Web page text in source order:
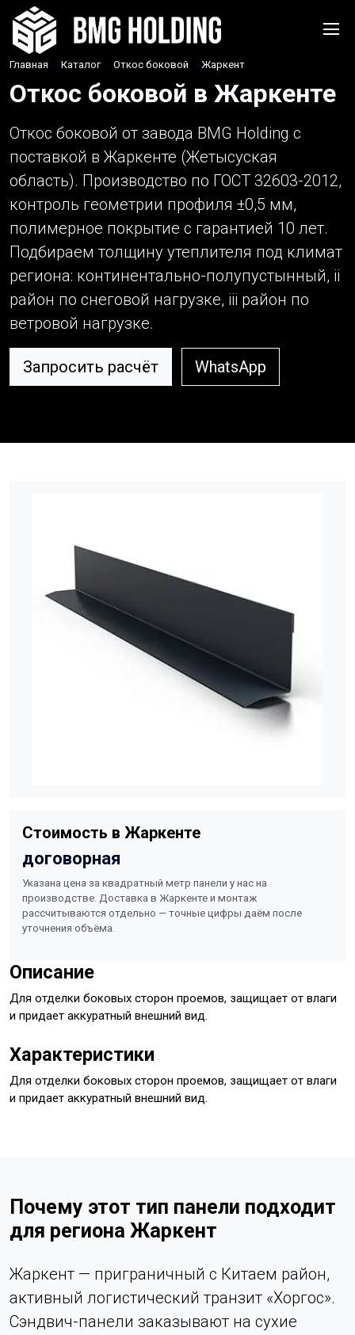
Главная › Каталог › Откос боковой › Жаркент
Откос боковой в Жаркенте
Откос боковой от завода BMG Holding с
поставкой в Жаркенте (Жетысуская
область). Производство по ГОСТ 32603-2012,
контроль геометрии профиля ±0,5 мм,
полимерное покрытие с гарантией 10 лет.
Подбираем толщину утеплителя под климат
региона: континентально-полупустынный, ii
район по снеговой нагрузке, iii район по
ветровой нагрузке.
Запросить расчёт WhatsApp
Стоимость в Жаркенте
договорная
Указана цена за квадратный метр панели у нас на
производстве. Доставка в Жаркенте и монтаж
рассчитываются отдельно — точные цифры даём после
уточнения объёма.
Описание
Для отделки боковых сторон проемов, защищает от влаги
и придает аккуратный внешний вид.
Характеристики
Для отделки боковых сторон проемов, защищает от влаги
и придает аккуратный внешний вид.
Почему этот тип панели подходит
для региона Жаркент
Жаркент — приграничный с Китаем район,
активный логистический транзит «Хоргос».
Сэндвич-панели заказывают на сухие